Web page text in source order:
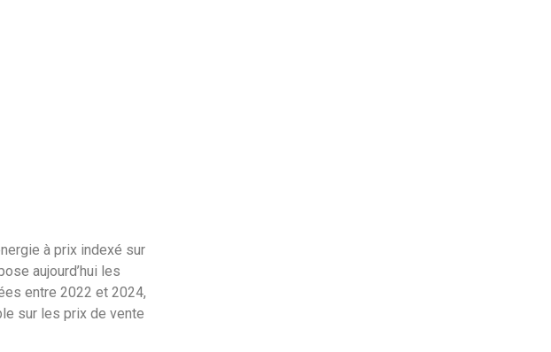
à prix indexé sur
aujourd’hui les
entre 2022 et 2024,
sur les prix de vente